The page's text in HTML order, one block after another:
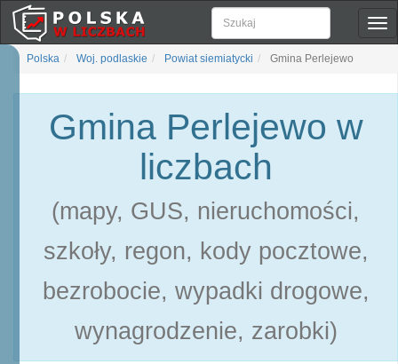
Polska Woj. podlaskie Powiat siemiatycki Gmina Perlejewo
Gmina Perlejewo w
liczbach
(mapy, GUS, nieruchomości,
szkoły, regon, kody pocztowe,
bezrobocie, wypadki drogowe,
wynagrodzenie, zarobki)